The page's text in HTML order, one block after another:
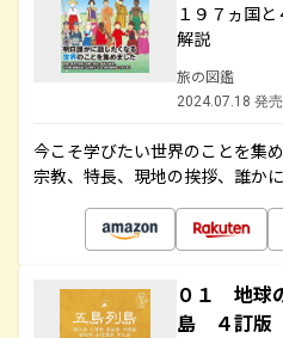
１９７ヵ国
解説
旅の図鑑
2024.07.18 発売
今こそ学びたい世界のことを集
宗教、特長、現地の挨拶、誰か
０１ 地球
島 ４訂版